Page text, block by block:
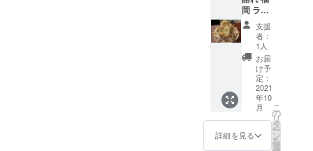
ARK』を開
です。
他人
に譲渡
するこ
とはで
きませ
ん。
※DREA
MSPAR
Kのアカ
ウント
放題
きまし
ては
差額を
お支払
いくだ
さい。
※トッピ
ング等
につき
まして
は別途
お願い
11/1～
22年
4/30の
半年間
が有効
期間と
なりま
す。 ※
ラーメ
ンのみ
食べ放
りま
す。 ※
して
SNSに
もご招
待させ
ていた
だきま
す。 ※
夢を語
れ 京都
でのみ
使用可
能で
夢の限
定リ
ターン
です。
『月７
回以
上』で
ご利用
いただ
くとお
得にな
りま
岡 ラー
メン半
年間食
べ放
題】
＆
【DRE
AMSPA
RKの原
野を開
支援
者：
1人
お届
け予
定：
2021
年10
月
詳細を見る
こ
の
リ
タ
ー
ン
を
選